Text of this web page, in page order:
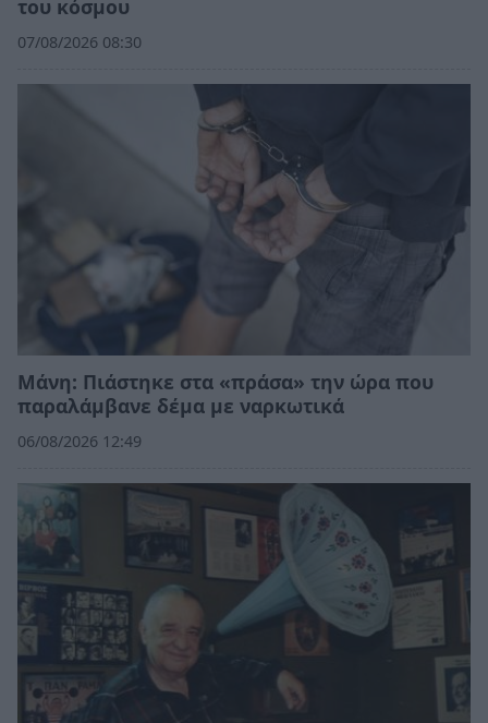
του κόσμου
07/08/2026 08:30
Μάνη: Πιάστηκε στα «πράσα» την ώρα που
παραλάμβανε δέμα με ναρκωτικά
06/08/2026 12:49